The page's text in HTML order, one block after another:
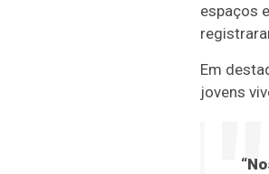
espaços
Em
jovens